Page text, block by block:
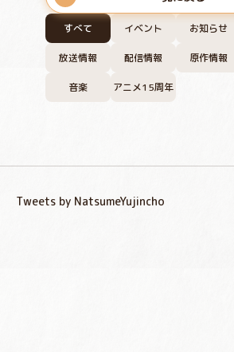
すべて イベント お知らせ
放送情報 配信情報 原作情報
音楽 アニメ15周年
Tweets by NatsumeYujincho